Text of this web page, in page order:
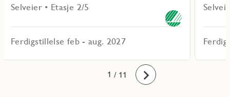
Selveier • Etasje 2/5
Ferdigstillelse feb - aug. 2027
1
2
3
4
5
6
7
8
9
10
11 / 11 Fremover